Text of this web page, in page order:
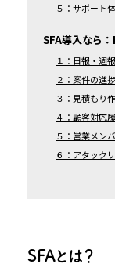
５：サポート
SFA導入なら
１：日報・週
２：案件の進
３：見積もり
４：顧客対応
５：営業メン
６：アタック
SFAとは？